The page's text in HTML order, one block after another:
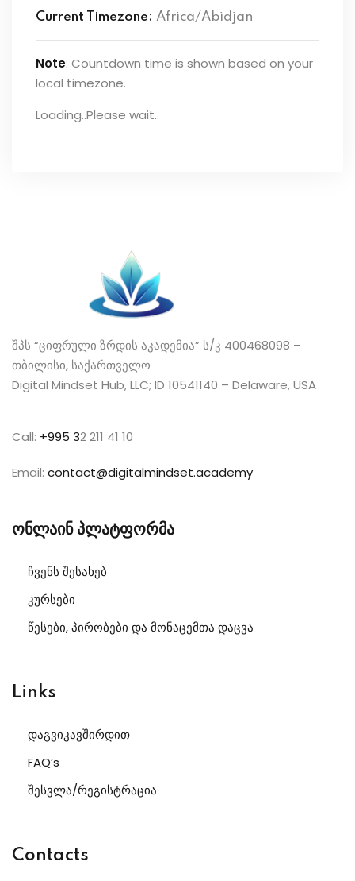
Current Timezone: Africa/Abidjan
Note: Countdown time is shown based on your
local timezone.
Loading..Please wait..
შპს “ციფრული ზრდის აკადემია” ს/კ 400468098 –
თბილისი, საქართველო
Digital Mindset Hub, LLC; ID 10541140 – Delaware, USA
Call: +995 32 211 41 10
Email: contact@digitalmindset.academy
ონლაინ პლატფორმა
ჩვენს შესახებ
კურსები
წესები, პირობები და მონაცემთა დაცვა
Links
დაგვიკავშირდით
FAQ’s
შესვლა/რეგისტრაცია
Contacts